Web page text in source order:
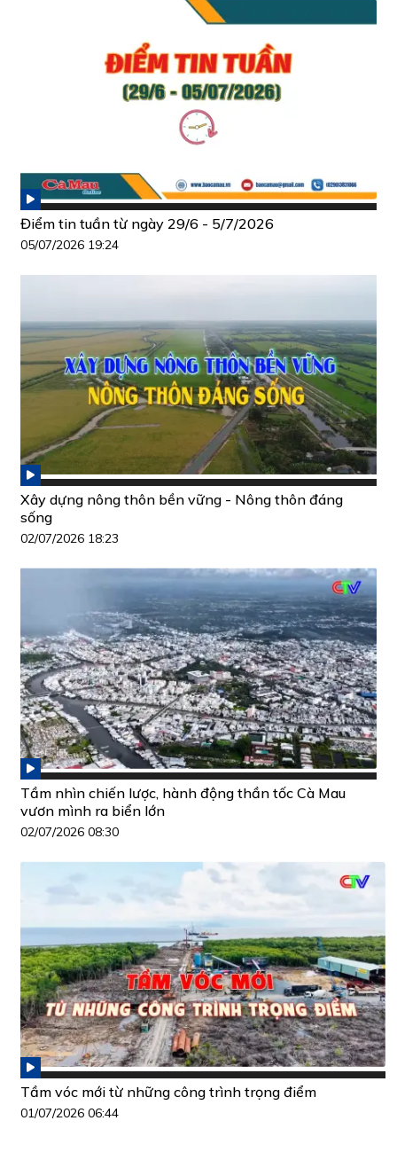
Điểm tin tuần từ ngày 29/6 - 5/7/2026
05/07/2026 19:24
Xây dựng nông thôn bền vững - Nông thôn đáng
sống
02/07/2026 18:23
Tầm nhìn chiến lược, hành động thần tốc Cà Mau
vươn mình ra biển lớn
02/07/2026 08:30
Tầm vóc mới từ những công trình trọng điểm
01/07/2026 06:44